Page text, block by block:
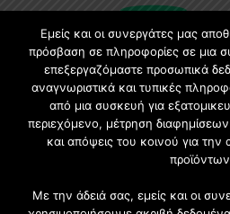
Εγγραφή στο Newsletter
Γίνετε μέλος της μεγαλύτερης
για αρχιτέκτονες, σχεδιαστές και
Εμείς και οι συνεργάτες μας
πρόσβαση σε πληροφορίες σε μια
επεξεργαζόμαστε προσωπικά
αναγνωριστικά και τυπικές
από μια συσκευή για
περιεχόμενο, μέτρηση
και απόψεις του κοινού για την
Με την άδειά σας, εμείς και οι